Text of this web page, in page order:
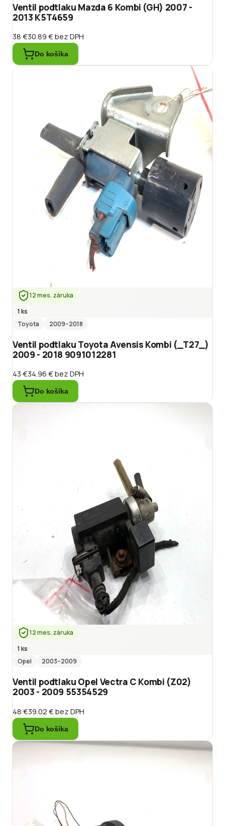
Ventil podtlaku Mazda 6 Kombi (GH) 2007 -
2013 K5T4659
38 €30.89 €bez DPH
Do košíka
12 mes. záruka
1 ks
Toyota
2009–2018
Ventil podtlaku Toyota Avensis Kombi (_T27_)
2009 - 2018 9091012281
43 €34.96 €bez DPH
Do košíka
12 mes. záruka
1 ks
Opel
2003–2009
Ventil podtlaku Opel Vectra C Kombi (Z02)
2003 - 2009 55354529
48 €39.02 €bez DPH
Do košíka